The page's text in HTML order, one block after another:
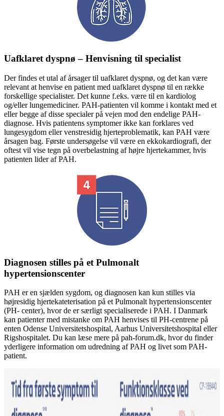
Uafklaret dyspnø – Henvisning til specialist
Der findes et utal af årsager til uafklaret dyspnø, og det kan være
relevant at henvise en patient med uafklaret dyspnø til en række
forskellige specialister. Det kunne f.eks. være til en kardiolog
og/eller lungemediciner. PAH-patienten vil komme i kontakt med et
eller begge af disse specialer på vejen mod den endelige PAH-
diagnose. Hvis patientens symptomer ikke kan forklares ved
lungesygdom eller venstresidig hjerteproblematik, kan PAH være
årsagen bag. Første undersøgelse vil være en ekkokardiografi, der
oftest vil vise tegn på overbelastning af højre hjertekammer, hvis
patienten lider af PAH.
Diagnosen stilles på et Pulmonalt
hypertensionscenter
PAH er en sjælden sygdom, og diagnosen kan kun stilles via
højresidig hjertekateterisation på et Pulmonalt hypertensionscenter
(PH- center), hvor de er særligt specialiserede i PAH. I Danmark
kan patienter med mistanke om PAH henvises til PH-centrene på
enten Odense Universitetshospital, Aarhus Universitetshospital eller
Rigshospitalet. Du kan læse mere på pah-forum.dk, hvor du finder
yderligere information om udredning af PAH og livet som PAH-
patient.